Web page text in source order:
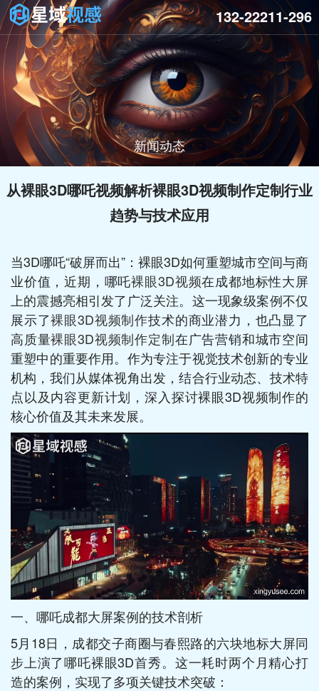
新闻动态
132-22211-296
从裸眼3D哪吒视频解析裸眼3D视频制作定制行业
趋势与技术应用
当3D哪吒“破屏而出”：裸眼3D如何重塑城市空间与商
业价值，近期，哪吒裸眼3D视频在成都地标性大屏
上的震撼亮相引发了广泛关注。这一现象级案例不仅
展示了裸眼3D视频制作技术的商业潜力，也凸显了
高质量裸眼3D视频制作定制在广告营销和城市空间
重塑中的重要作用。作为专注于视觉技术创新的专业
机构，我们从媒体视角出发，结合行业动态、技术特
点以及内容更新计划，深入探讨裸眼3D视频制作的
核心价值及其未来发展。
一、哪吒成都大屏案例的技术剖析
5月18日，成都交子商圈与春熙路的六块地标大屏同
步上演了哪吒裸眼3D首秀。这一耗时两个月精心打
造的案例，实现了多项关键技术突破：